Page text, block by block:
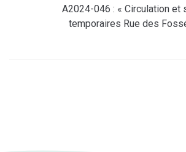
A2024-046 : « Circulation et
temporaires Rue des